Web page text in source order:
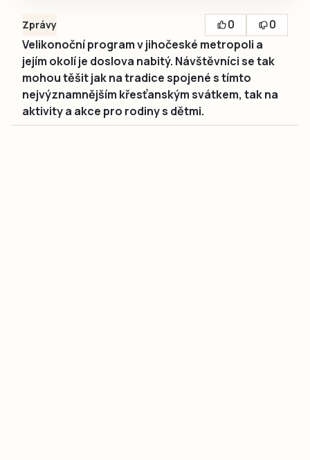
Zprávy 0
0
Velikonoční program v jihočeské metropoli a
jejím okolí je doslova nabitý. Návštěvníci se tak
mohou těšit jak na tradice spojené s tímto
nejvýznamnějším křesťanským svátkem, tak na
aktivity a akce pro rodiny s dětmi.